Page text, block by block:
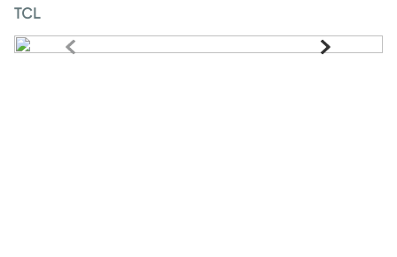
TCL
pisos
armarios closet